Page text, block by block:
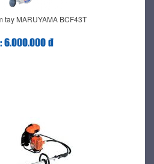
tay MARUYAMA BCF43T
6.000.000 đ